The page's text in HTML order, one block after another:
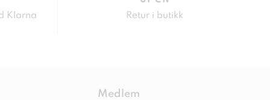
Klarna Retur i butikk
Medlem